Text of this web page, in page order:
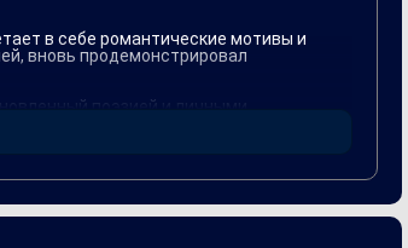
в себе романтические мотивы и
вновь продемонстрировал
поэзией и личными
в сердцах слушателей, позволяя